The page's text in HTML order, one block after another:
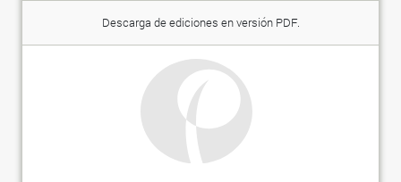
Descarga de ediciones en versión PDF.